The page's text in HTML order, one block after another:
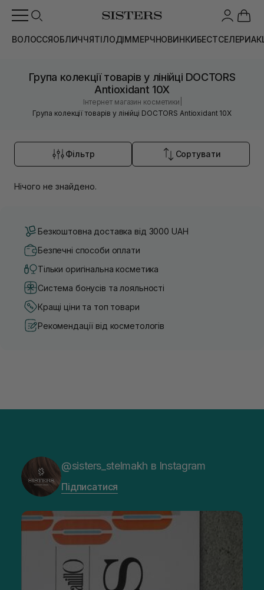
ВОЛОССЯОБЛИЧЧЯТІЛОДІММЕРЧНОВИНКИБЕСТСЕЛЕРИ
Група колекції товарів у лінійці DOCTORS
Antioxidant 10X
Інтернет магазин косметики
Група колекції товарів у лінійці DOCTORS Antioxidant 10X
Фільтр Сортувати
Нічого не знайдено.
Безкоштовна доставка від 3000 UAH
Безпечні способи оплати
Тільки оригінальна косметика
Система бонусів та лояльності
Кращі ціни та топ товари
Рекомендації від косметологів
@sisters_stelmakh в Instagram
Підписатися